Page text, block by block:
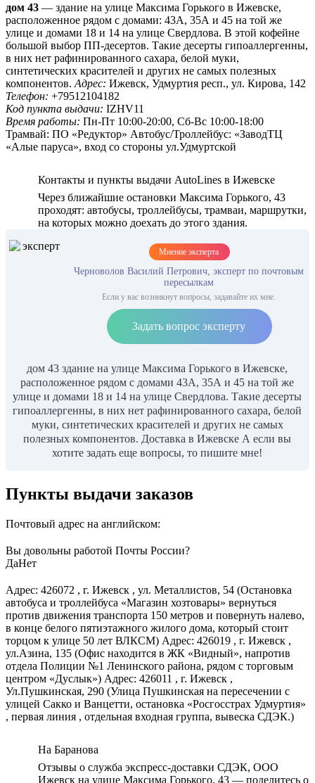
дом 43 — здание на улице Максима Горького в Ижевске,
расположенное рядом с домами: 43А, 35А и 45 на той же
улице и домами 18 и 14 на улице Свердлова. В этой кофейне
большой выбор ПП-десертов. Такие десерты гипоаллергенны,
в них нет рафинированного сахара, белой муки,
синтетических красителей и других не самых полезных
компонентов. Адрес: Ижевск, Удмуртия респ., ул. Кирова, 142
Телефон: +79512104182
Код пункта выдачи: IZHV11
Время работы: Пн-Пт 10:00-20:00, Сб-Вс 10:00-18:00
Трамвай: ПО «Редуктор» Автобус/Троллейбус: «ЗаводТЦ
«Алые паруса», вход со стороны ул.Удмуртской
Контакты и пункты выдачи AutoLines в Ижевскe
Через ближайшие остановки Максима Горького, 43
проходят: автобусы, троллейбусы, трамваи, маршрутки,
на которых можно доехать до этого здания.
Мнение эксперта
Черноволов Василий Петрович, эксперт по почтовым
пересылкам
Если у вас возникнут вопросы, задавайте их мне.
Задать вопрос эксперту
дом 43 здание на улице Максима Горького в Ижевске,
расположенное рядом с домами 43А, 35А и 45 на той же
улице и домами 18 и 14 на улице Свердлова. Такие десерты
гипоаллергенны, в них нет рафинированного сахара, белой
муки, синтетических красителей и других не самых
полезных компонентов. Доставка в Ижевске А если вы
хотите задать еще вопросы, то пишите мне!
Пункты выдачи заказов
Почтовый адрес на английском:
Вы довольны работой Почты России?
ДаНет
Адрес: 426072 , г. Ижевск , ул. Металлистов, 54 (Остановка
автобуса и троллейбуса «Магазин хозтовары» вернуться
против движения транспорта 150 метров и повернуть налево,
в конце белого пятиэтажного жилого дома, который стоит
торцом к улице 50 лет ВЛКСМ) Адрес: 426019 , г. Ижевск ,
ул.Азина, 135 (Офис находится в ЖК «Видный», напротив
отдела Полиции №1 Ленинского района, рядом с торговым
центром «Дуслык») Адрес: 426011 , г. Ижевск ,
Ул.Пушкинская, 290 (Улица Пушкинская на пересечении с
улицей Сакко и Ванцетти, остановка «Росгосстрах Удмуртия»
, первая линия , отдельная входная группа, вывеска СДЭК.)
На Баранова
Отзывы о служба экспресс-доставки СДЭК, ООО
Ижевск на улице Максима Горького, 43 — поделитесь о